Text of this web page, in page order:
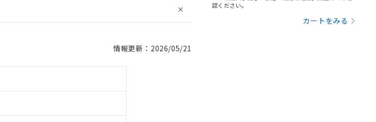
情報更新：2026/05/21
認ください。
カートをみる